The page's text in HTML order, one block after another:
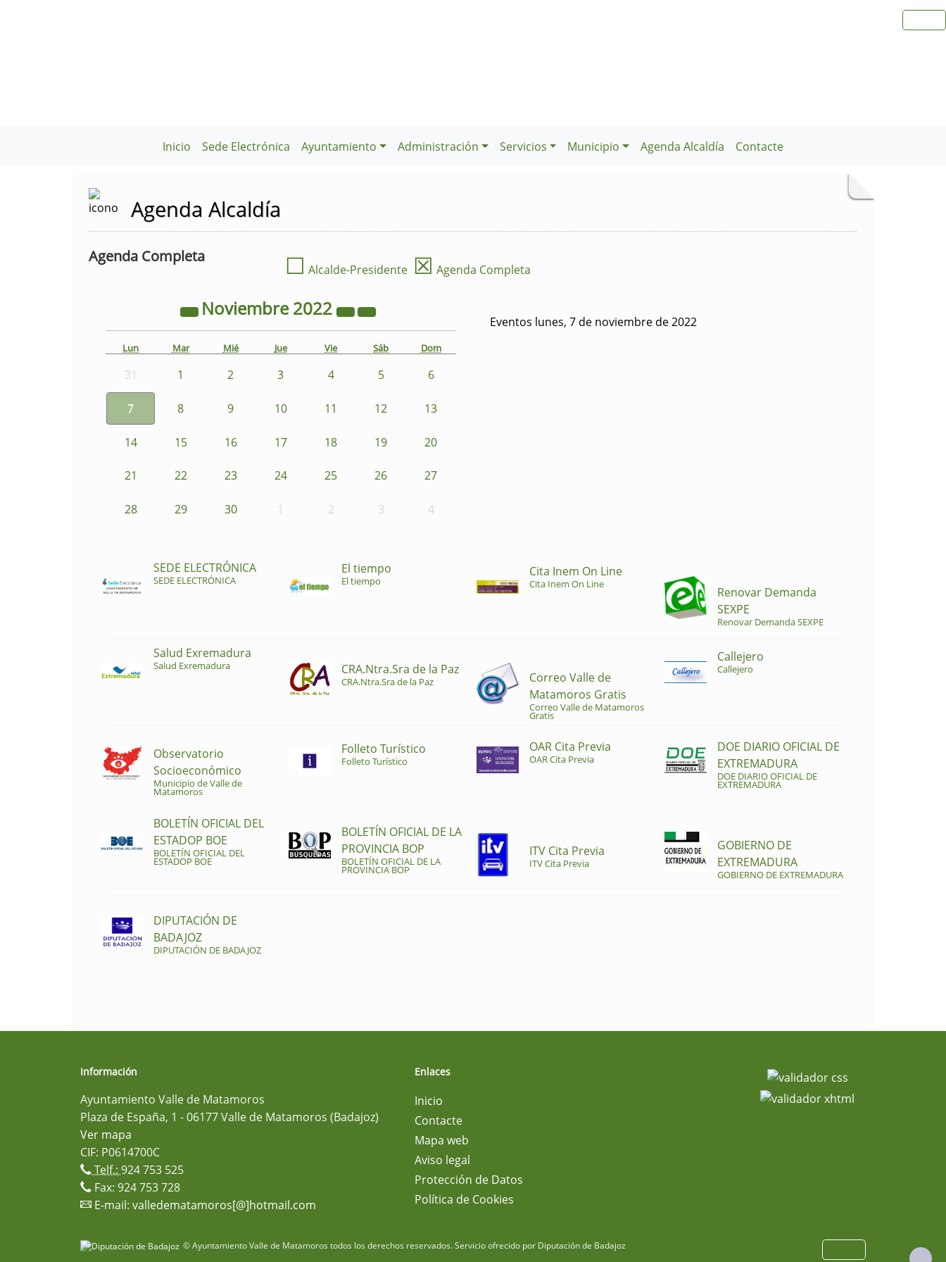
Inicio Sede Electrónica Ayuntamiento Administración Servicios Municipio Agenda Alcaldía Contacte
Agenda Alcaldía
Agenda Completa ☐ Alcalde-Presidente ☒ Agenda Completa
Noviembre2022
Lun Mar Mié Jue Vie Sáb Dom
31 1 2 3 4 5 6
7 8 9 10 11 12 13
14 15 16 17 18 19 20
21 22 23 24 25 26 27
28 29 30 1 2 3 4
Eventos lunes, 7 de noviembre de 2022
SEDE ELECTRÓNICA
SEDE ELECTRÓNICA
El tiempo
El tiempo
Cita Inem On Line
Cita Inem On Line
Renovar Demanda
SEXPE
Renovar Demanda SEXPE
Salud Exremadura
Salud Exremadura CRA.Ntra.Sra de la Paz
CRA.Ntra.Sra de la Paz
Correo Valle de
Matamoros Gratis
Correo Valle de Matamoros
Gratis
Callejero
Callejero
Observatorio
Socioeconómico
Municipio de Valle de
Matamoros
Folleto Turístico
Folleto Turístico
OAR Cita Previa
OAR Cita Previa
DOE DIARIO OFICIAL DE
EXTREMADURA
DOE DIARIO OFICIAL DE
EXTREMADURA
BOLETÍN OFICIAL DEL
ESTADOP BOE
BOLETÍN OFICIAL DEL
ESTADOP BOE
BOLETÍN OFICIAL DE LA
PROVINCIA BOP
BOLETÍN OFICIAL DE LA
PROVINCIA BOP
ITV Cita Previa
ITV Cita Previa
GOBIERNO DE
EXTREMADURA
GOBIERNO DE EXTREMADURA
DIPUTACIÓN DE
BADAJOZ
DIPUTACIÓN DE BADAJOZ
Información
Ayuntamiento Valle de Matamoros
Plaza de España, 1 - 06177 Valle de Matamoros (Badajoz)
Ver mapa
CIF: P0614700C
Telf.:924 753 525
Fax: 924 753 728
E-mail: valledematamoros[@]hotmail.com
Enlaces
Inicio
Contacte
Mapa web
Aviso legal
Protección de Datos
Política de Cookies
© Ayuntamiento Valle de Matamoros todos los derechos reservados.Servicio ofrecido por Diputación de Badajoz